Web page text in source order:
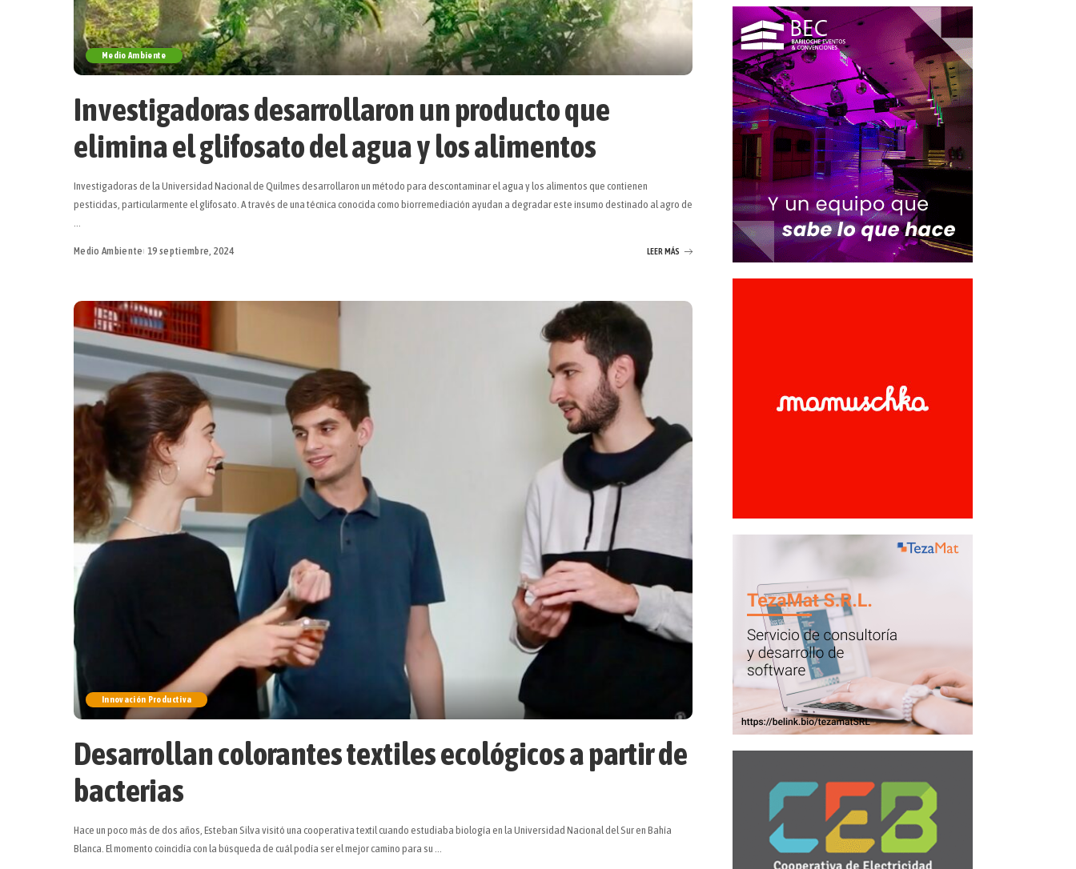
Medio Ambiente
Investigadoras desarrollaron un producto que
elimina el glifosato del agua y los alimentos
Investigadoras de la Universidad Nacional de Quilmes desarrollaron un método para descontaminar el agua y los alimentos que contienen
pesticidas, particularmente el glifosato. A través de una técnica conocida como biorremediación ayudan a degradar este insumo destinado al agro de
...
Medio Ambiente 19 septiembre, 2024 LEER MÁS
Innovación Productiva
Desarrollan colorantes textiles ecológicos a partir de
bacterias
Hace un poco más de dos años, Esteban Silva visitó una cooperativa textil cuando estudiaba biología en la Universidad Nacional del Sur en Bahía
Blanca. El momento coincidía con la búsqueda de cuál podía ser el mejor camino para su